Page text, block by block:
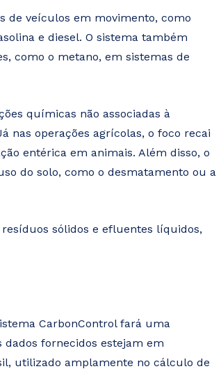
de veículos em movimento, como
e diesel. O sistema também
como o metano, em sistemas de
químicas não associadas à
nas operações agrícolas, o foco recai
entérica em animais. Além disso, o
do solo, como o desmatamento ou a
sólidos e efluentes líquidos,
CarbonControl fará uma
fornecidos estejam em
utilizado amplamente no cálculo de